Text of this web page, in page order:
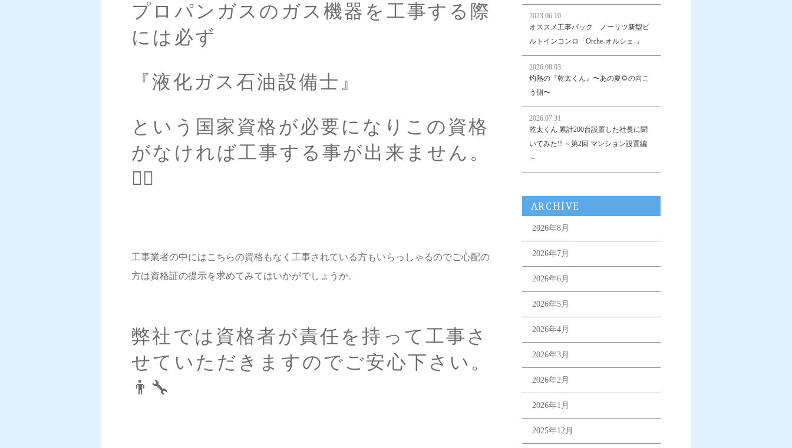
プロパンガスのガス機器を工事する際
には必ず
『液化ガス石油設備士』
という国家資格が必要になりこの資格
がなければ工事する事が出来ません。
🙅‍♀️
工事業者の中にはこちらの資格もなく工事されている方もいらっしゃるのでご心配の
方は資格証の提示を求めてみてはいかがでしょうか。
弊社では資格者が責任を持って工事さ
せていただきますのでご安心下さい。
👨‍🔧
2023.06.10
オススメ工事パック ノーリツ新型ビ
ルトインコンロ「Orche-オルシェ-」
2026.08.03
灼熱の『乾太くん』〜あの夏🌻の向こ
う側〜
2026.07.31
乾太くん 累計200台設置した社長に聞
いてみた!! ～第2回 マンション設置編
～
ARCHIVE
2026年8月
2026年7月
2026年6月
2026年5月
2026年4月
2026年3月
2026年2月
2026年1月
2025年12月